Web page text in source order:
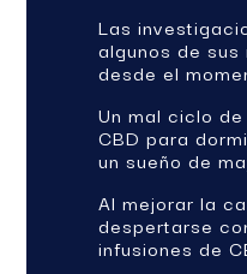
Las
algunos de
desde el
Un mal ciclo
CBD para
un sueño de
Al mejorar la
despertarse
infusiones de